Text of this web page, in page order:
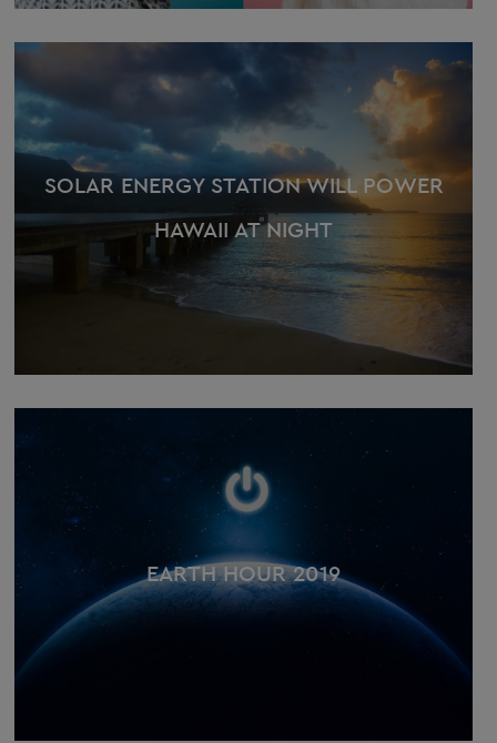
SOLAR ENERGY STATION WILL POWER
HAWAII AT NIGHT
EARTH HOUR 2019